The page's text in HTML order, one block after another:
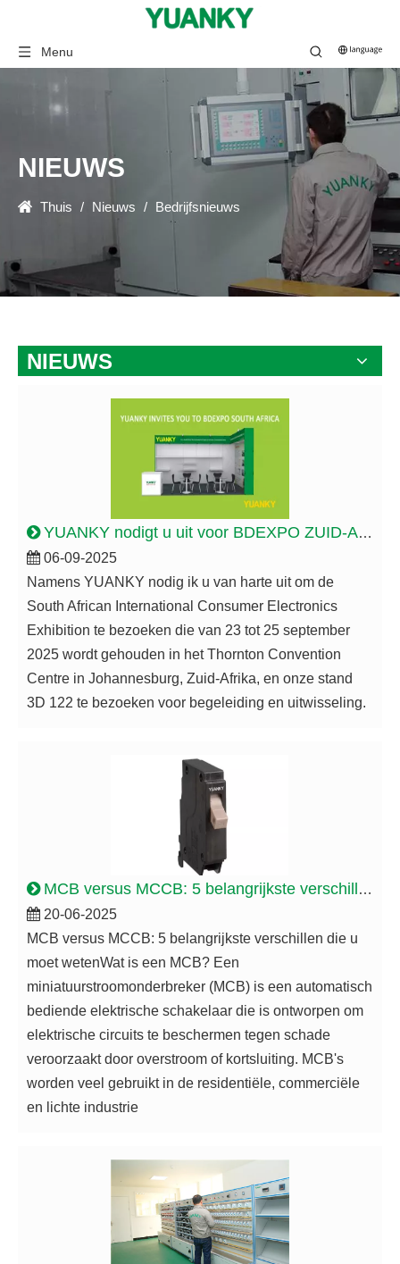
Menu
NIEUWS
Thuis / Nieuws / Bedrijfsnieuws
NIEUWS
YUANKY nodigt u uit voor BDEXPO ZUID-AFRIKA. Ons kraamnummer is 3D122
06-09-2025
Namens YUANKY nodig ik u van harte uit om de
South African International Consumer Electronics
Exhibition te bezoeken die van 23 tot 25 september
2025 wordt gehouden in het Thornton Convention
Centre in Johannesburg, Zuid-Afrika, en onze stand
3D 122 te bezoeken voor begeleiding en uitwisseling.
MCB versus MCCB: 5 belangrijkste verschillen die u moet weten
20-06-2025
MCB versus MCCB: 5 belangrijkste verschillen die u
moet wetenWat is een MCB? Een
miniatuurstroomonderbreker (MCB) is een automatisch
bediende elektrische schakelaar die is ontworpen om
elektrische circuits te beschermen tegen schade
veroorzaakt door overstroom of kortsluiting. MCB's
worden veel gebruikt in de residentiële, commerciële
en lichte industrie